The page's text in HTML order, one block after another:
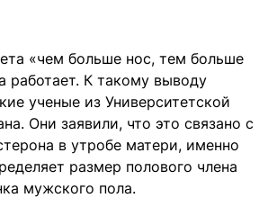
«чем больше нос, тем больше
работает. К такому выводу
ученые из Университетской
Они заявили, что это связано с
в утробе матери, именно
размер полового члена
мужского пола.